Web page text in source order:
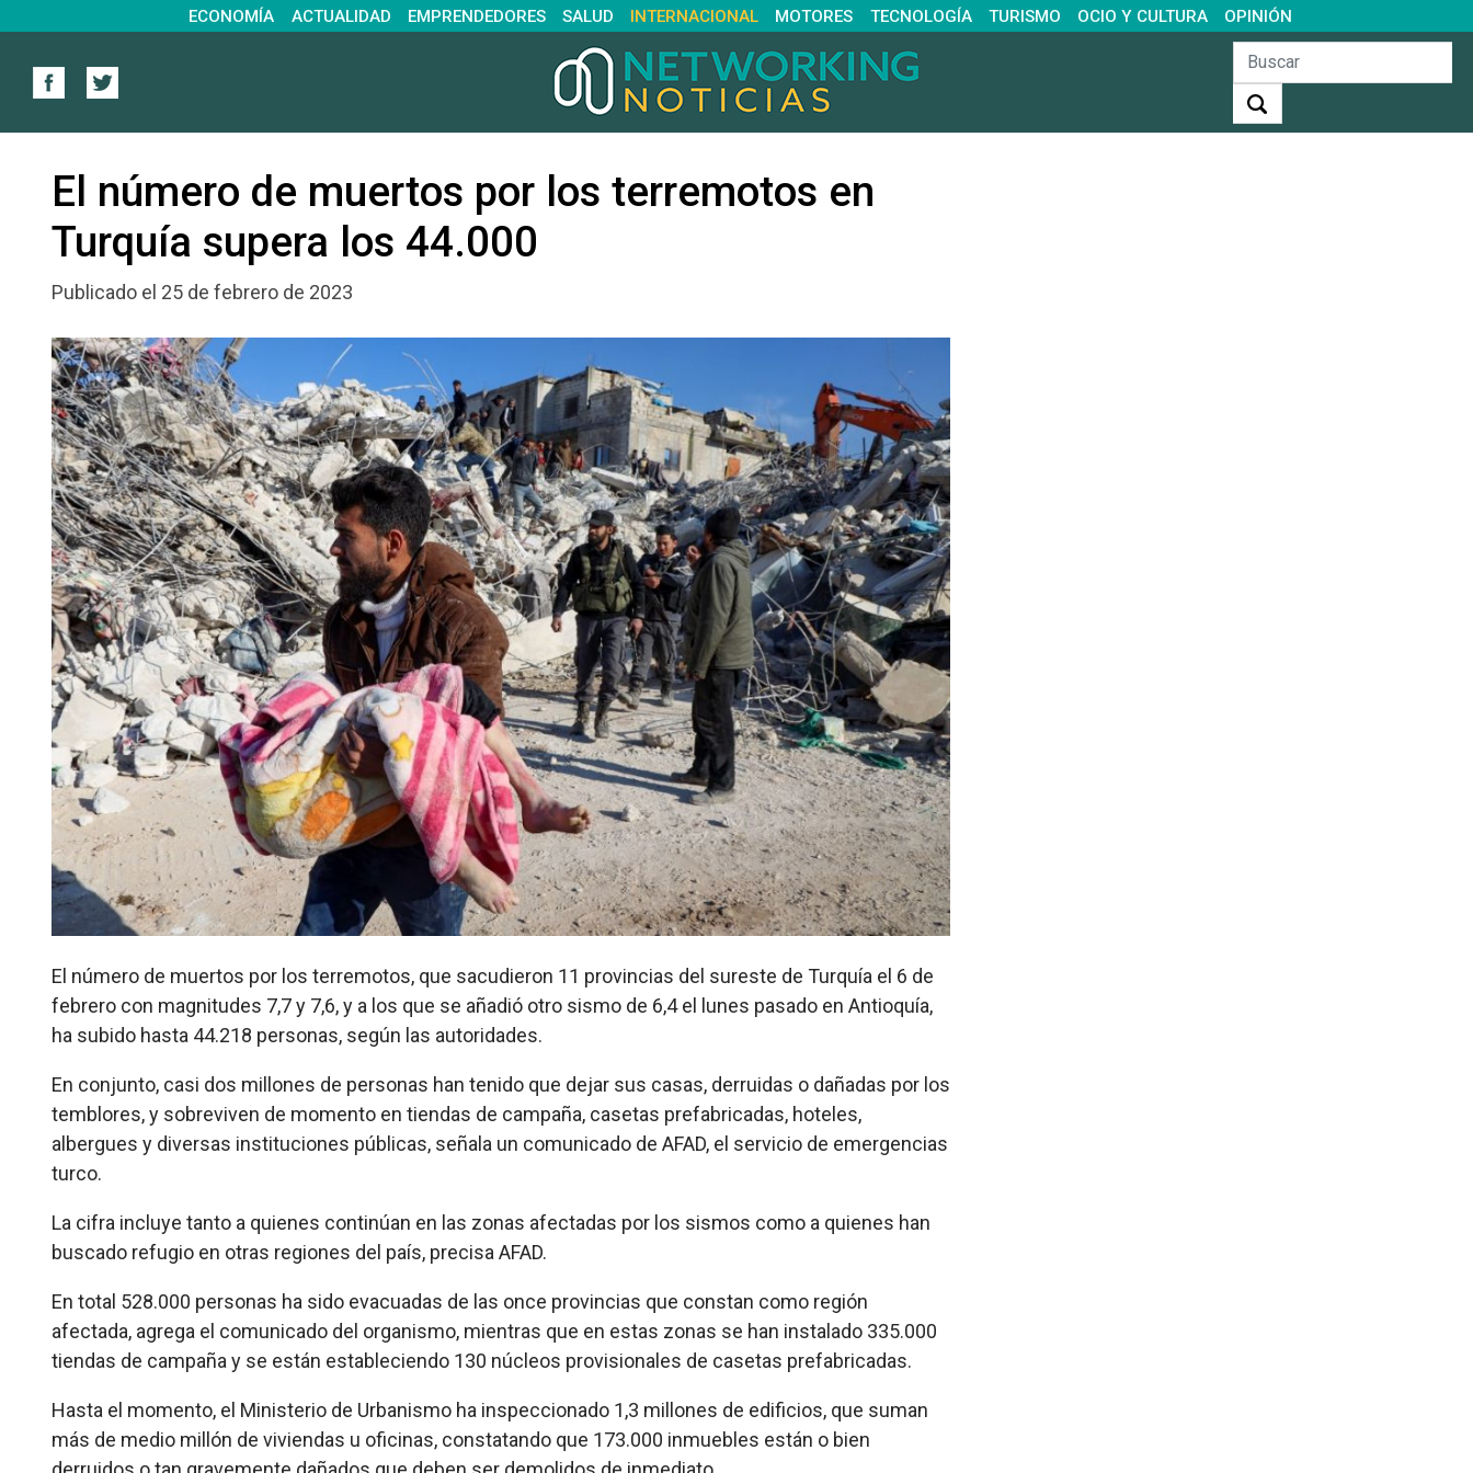
ECONOMÍA ACTUALIDAD EMPRENDEDORES SALUD INTERNACIONAL MOTORES TECNOLOGÍA TURISMO OCIO Y CULTURA OPINIÓN
El número de muertos por los terremotos en
Turquía supera los 44.000
Publicado el 25 de febrero de 2023
El número de muertos por los terremotos, que sacudieron 11 provincias del sureste de Turquía el 6 de
febrero con magnitudes 7,7 y 7,6, y a los que se añadió otro sismo de 6,4 el lunes pasado en Antioquía,
ha subido hasta 44.218 personas, según las autoridades.
En conjunto, casi dos millones de personas han tenido que dejar sus casas, derruidas o dañadas por los
temblores, y sobreviven de momento en tiendas de campaña, casetas prefabricadas, hoteles,
albergues y diversas instituciones públicas, señala un comunicado de AFAD, el servicio de emergencias
turco.
La cifra incluye tanto a quienes continúan en las zonas afectadas por los sismos como a quienes han
buscado refugio en otras regiones del país, precisa AFAD.
En total 528.000 personas ha sido evacuadas de las once provincias que constan como región
afectada, agrega el comunicado del organismo, mientras que en estas zonas se han instalado 335.000
tiendas de campaña y se están estableciendo 130 núcleos provisionales de casetas prefabricadas.
Hasta el momento, el Ministerio de Urbanismo ha inspeccionado 1,3 millones de edificios, que suman
más de medio millón de viviendas u oficinas, constatando que 173.000 inmuebles están o bien